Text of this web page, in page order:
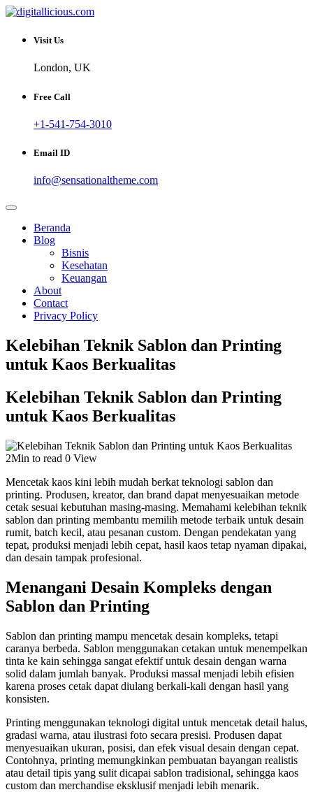
Skip
content
digitallicious.com
Sharing Digital Information
Visit Us
London, UK
Free Call
+1-541-754-3010
Email ID
info@sensationaltheme.com
Beranda
Blog
Bisnis
Kesehatan
Keuangan
About
Contact
Privacy Policy
Kelebihan Teknik Sablon dan Printing
untuk Kaos Berkualitas
Kelebihan Teknik Sablon dan Printing
untuk Kaos Berkualitas
2Min to read 0 View
Mencetak kaos kini lebih mudah berkat teknologi sablon dan
printing. Produsen, kreator, dan brand dapat menyesuaikan metode
cetak sesuai kebutuhan masing-masing. Memahami kelebihan teknik
sablon dan printing membantu memilih metode terbaik untuk desain
rumit, batch kecil, atau pesanan custom. Dengan pendekatan yang
tepat, produksi menjadi lebih cepat, hasil kaos tetap nyaman dipakai,
dan desain tampak profesional.
Menangani Desain Kompleks dengan
Sablon dan Printing
Sablon dan printing mampu mencetak desain kompleks, tetapi
caranya berbeda. Sablon menggunakan cetakan untuk menempelkan
tinta ke kain sehingga sangat efektif untuk desain dengan warna
solid dalam jumlah banyak. Produksi massal menjadi lebih efisien
karena proses cetak dapat diulang berkali-kali dengan hasil yang
konsisten.
Printing menggunakan teknologi digital untuk mencetak detail halus,
gradasi warna, atau ilustrasi foto secara presisi. Produsen dapat
menyesuaikan ukuran, posisi, dan efek visual desain dengan cepat.
Contohnya, printing memungkinkan pembuatan bayangan realistis
atau detail tipis yang sulit dicapai sablon tradisional, sehingga kaos
custom dan merchandise eksklusif menjadi lebih menarik.